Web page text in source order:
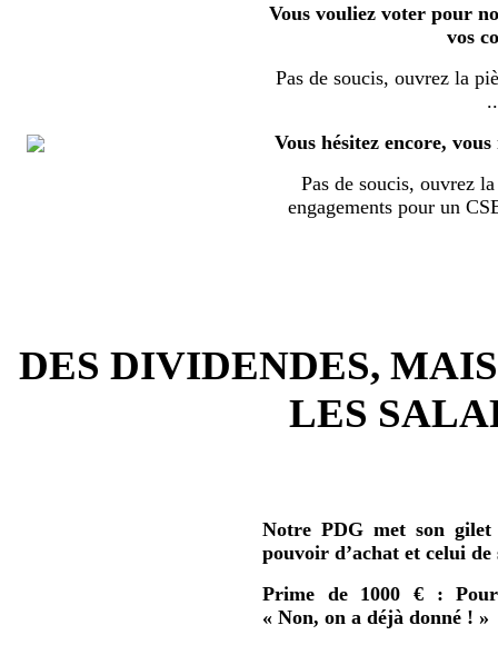
Vous vouliez voter pour
vos
Pas de soucis, ouvrez la
Vous hésitez encore,
Pas de soucis, ouvrez
engagements pour un
DES DIVIDENDES,
LES
Notre PDG met son
pouvoir d’achat et celui de
Prime de 1000 € :
« Non, on a déjà donné ! »